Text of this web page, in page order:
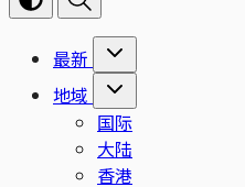
最新
地域
国际
大陆
香港